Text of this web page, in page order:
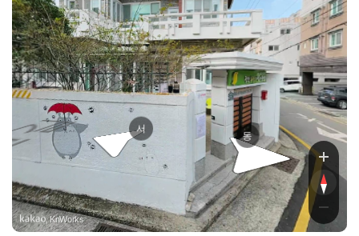
수영로
수영로
서
동
, KnWorks